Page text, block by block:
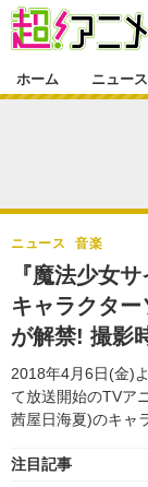
ゲーム・ア
グッズ
声優
舞台
特集一
ラキり
連載マンガ
連載マンガ
番組・動画
番組・動画
動画
連載・ブログ
連載・ブロ
編集部ブログ
ホーム ニュース
『魔法少女
キャラクタ
が解禁! 撮影
2018年4月6日(金)
て放送開始のTVア
茜屋日海夏)のキャ
ニュース 音楽
注目記事